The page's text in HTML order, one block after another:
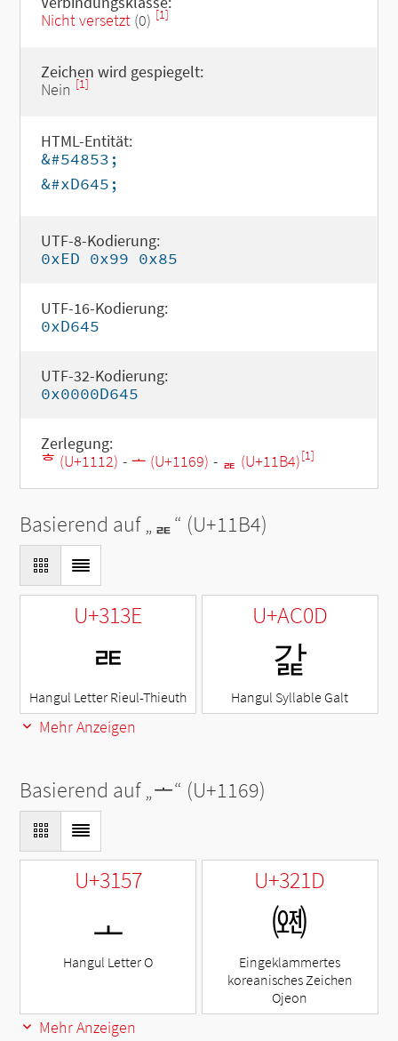
Nicht versetzt(0) [1]
Zeichen wird gespiegelt:
Nein [1]
HTML-Entität:
&#54853;
&#xD645;
UTF-8-Kodierung:
0xED 0x99 0x85
UTF-16-Kodierung:
0xD645
UTF-32-Kodierung:
0x0000D645
Zerlegung:
ᄒ (U+1112) - ᅩ (U+1169) - ᆴ (U+11B4)[1]
Basierend auf „ᆴ“ (U+11B4)
U+313E
ㄾ
Hangul Letter Rieul-Thieuth
U+AC0D
갍
Hangul Syllable Galt
Mehr Anzeigen
Basierend auf „ᅩ“ (U+1169)
U+3157
ㅗ
Hangul Letter O
U+321D
㈝
Eingeklammertes
koreanisches Zeichen
Ojeon
Mehr Anzeigen